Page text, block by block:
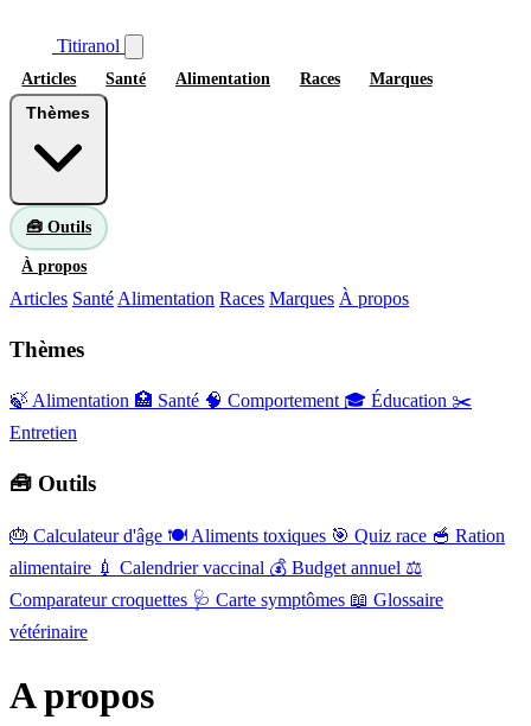
Titiranol
Articles Santé Alimentation Races Marques
🧰 Outils
À propos
Articles Santé Alimentation Races Marques À propos
Thèmes
🍃 Alimentation 🏥 Santé 🧠 Comportement 🎓 Éducation ✂️
Entretien
🧰 Outils
🎂 Calculateur d'âge 🍽️ Aliments toxiques 🎯 Quiz race 🥣 Ration
alimentaire 💉 Calendrier vaccinal 💰 Budget annuel ⚖️
Comparateur croquettes 🩺 Carte symptômes 📖 Glossaire
vétérinaire
A propos